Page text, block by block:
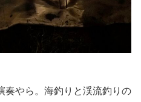
奏やら。海釣りと渓流釣りの